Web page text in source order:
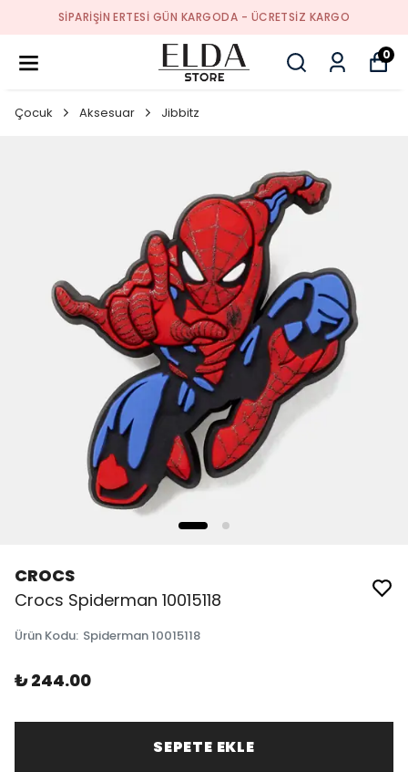
SIPARIŞIN ERTESI GÜN KARGODA - ÜCRETSIZ KARGO
0
Çocuk Aksesuar Jibbitz
CROCS
Crocs Spiderman 10015118
Ürün Kodu: Spiderman 10015118
₺ 244.00
SEPETE EKLE